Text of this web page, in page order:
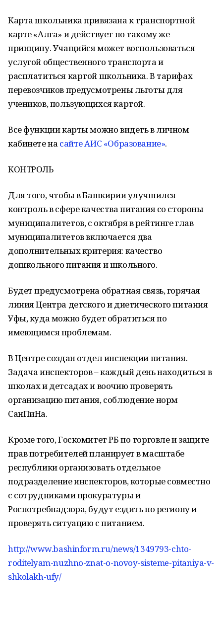
Карта школьника привязана к транспортной
карте «Алга» и действует по такому же
принципу. Учащийся может воспользоваться
услугой общественного транспорта и
расплатиться картой школьника. В тарифах
перевозчиков предусмотрены льготы для
учеников, пользующихся картой.
Все функции карты можно видеть в личном
кабинете на сайте АИС «Образование».
КОНТРОЛЬ
Для того, чтобы в Башкирии улучшился
контроль в сфере качества питания со стороны
муниципалитетов, с октября в рейтинге глав
муниципалитетов включается два
дополнительных критерия: качество
дошкольного питания и школьного.
Будет предусмотрена обратная связь, горячая
линия Центра детского и диетического питания
Уфы, куда можно будет обратиться по
имеющимся проблемам.
В Центре создан отдел инспекции питания.
Задача инспекторов – каждый день находиться в
школах и детсадах и воочию проверять
организацию питания, соблюдение норм
СанПиНа.
Кроме того, Госкомитет РБ по торговле и защите
прав потребителей планирует в масштабе
республики организовать отдельное
подразделение инспекторов, которые совместно
с сотрудниками прокуратуры и
Роспотребнадзора, будут ездить по региону и
проверять ситуацию с питанием.
http://www.bashinform.ru/news/1349793-chto-
roditelyam-nuzhno-znat-o-novoy-sisteme-pitaniya-v-
shkolakh-ufy/